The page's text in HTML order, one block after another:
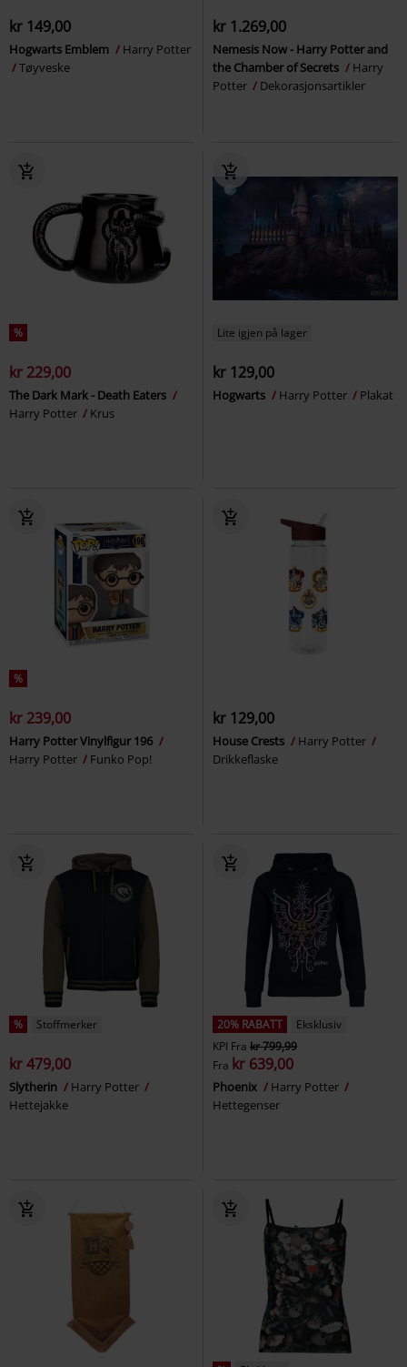
kr 149,00
Hogwarts Emblem
Harry Potter
Tøyveske
kr 1.269,00
Nemesis Now - Harry Potter and
the Chamber of Secrets
Harry
Potter
Dekorasjonsartikler
%
kr 229,00
The Dark Mark - Death Eaters
Harry Potter
Krus
Lite igjen på lager
kr 129,00
Hogwarts Harry Potter Plakat
%
kr 239,00
Harry Potter Vinylfigur 196
Harry Potter
Funko Pop!
kr 129,00
House Crests
Harry Potter
Drikkeflaske
% Stoffmerker
kr 479,00
Slytherin
Harry Potter
Hettejakke
20% RABATT
Eksklusiv
KPI Fra kr 799,99
Fra kr 639,00
Phoenix
Harry Potter
Hettegenser